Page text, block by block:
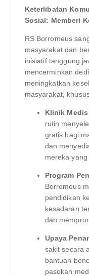
Keterlibatan
Sosial: Memberi
RS Borromeus
masyarakat dan
inisiatif tanggung
mencerminkan
meningkatkan
masyarakat,
Klinik
rutin
gratis bagi
dan
mereka yang
Program
Borromeus
pendidikan
kesadaran
dan
Upaya
sakit secara
bantuan
pasokan